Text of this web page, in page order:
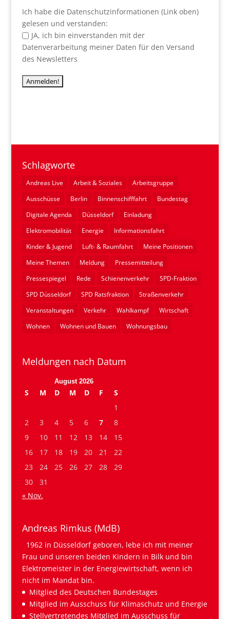
Ich habe die Datenschutzinformationen (Link oben)
gelesen und verstanden:
JA, ich bin einverstanden mit der
Datenverarbeitung meiner Daten für den Versand
des Newsletters
Schlagworte
Andreas Live Arbeit & Soziales
Arbeitsgruppe
Ausschüsse
Berlin Binnenschifffahrt
Bundestag
Digitale Agenda
Düsseldorf
Einladung
Elektromobilität
Energie
Informationsfahrt
Kinder & Jugend
Luft- & Raumfahrt
Meine Positionen
Meine Themen
Meldung
Pressemitteilung
Pressespiegel
Rede Schienenverkehr
SPD-Fraktion
SPD Düsseldorf
SPD Ratsfraktion
Straßenverkehr
Veranstaltungen
Verkehr Wahlkampf
Wirtschaft
Wohnen
Wohnen und Bauen Wohnungsbau
Meldungen nach Datum
August 2026
S M D M D F
S
1
2
3 4 5 6 7
8
9
10 11 12 13 14
15
16
17 18 19 20 21
22
23
24 25 26 27 28
29
30
31
« Nov.
Andreas Rimkus (MdB)
1962 in Düsseldorf geboren, lebe ich mit meiner
Frau und unseren beiden Kindern in Bilk und bin
Elektromeister in der Energiewirtschaft, wenn ich
nicht im Mandat bin.
Mitglied des Deutschen Bundestages
Mitglied im Ausschuss für Klimaschutz und Energie
Stellvertretendes Mitglied im Ausschuss für